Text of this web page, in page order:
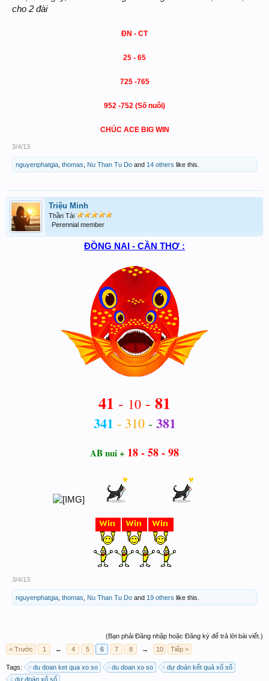
cho 2 đài
ĐN - CT
25 - 65
725 -765
952 -752 (Số nuôi)
CHÚC ACE BIG WIN
3/4/13
nguyenphatgia thomas Nu Than Tu Do and 14 others like this.
Triệu Minh
Thần Tài
Perennial member
ĐỒNG NAI - CẦN THƠ :
41 - 10 - 81
341 - 310- 381
AB nui + 18 - 58 - 98
3/4/13
nguyenphatgia thomas Nu Than Tu Do and 19 others like this.
(Bạn phải Đăng nhập hoặc Đăng ký để trả lời bài viết.)
< Trước
1 ← 4 5 6 7 8 → 10 Tiếp >
Tags: du doan ket qua xo so du doan xo so
dự đoán kết quả xổ số
dự đoán xổ số